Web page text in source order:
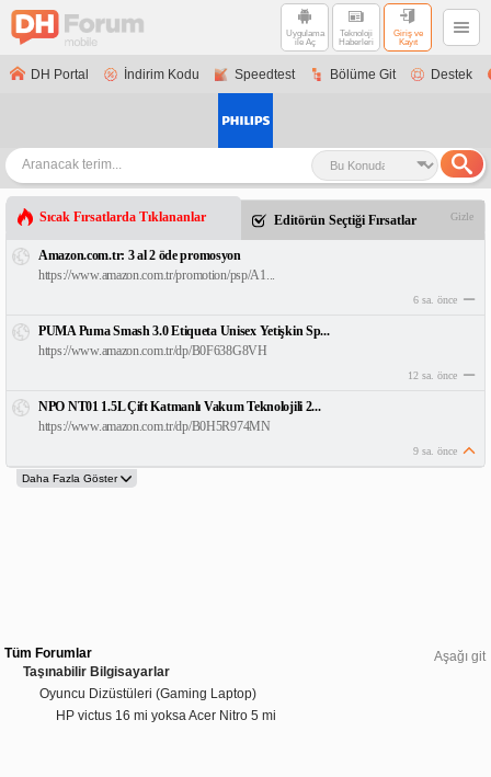
Uygulama
ile Aç
Teknoloji
Haberleri
Giriş ve
Kayıt
DH Portal İndirim Kodu Speedtest Bölüme Git Destek
Sıcak Fırsatlarda Tıklananlar Editörün Seçtiği Fırsatlar Gizle
Amazon.com.tr: 3 al 2 öde promosyon
https://www.amazon.com.tr/promotion/psp/A1...
6 sa. önce
PUMA Puma Smash 3.0 Etiqueta Unisex Yetişkin Sp...
https://www.amazon.com.tr/dp/B0F638G8VH
12 sa. önce
NPO NT01 1.5L Çift Katmanlı Vakum Teknolojili 2...
https://www.amazon.com.tr/dp/B0H5R974MN
9 sa. önce
Aşağı git
Tüm Forumlar
Taşınabilir Bilgisayarlar
Oyuncu Dizüstüleri (Gaming Laptop)
HP victus 16 mi yoksa Acer Nitro 5 mi